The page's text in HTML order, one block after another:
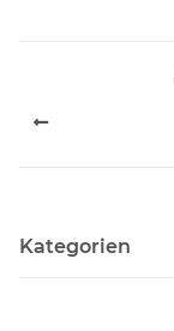
Kategorien